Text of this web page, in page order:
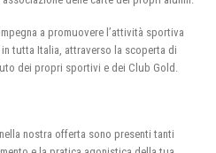
a promuovere l’attività sportiva
tutta Italia, attraverso la scoperta di
dei propri sportivi e dei Club Gold.
nostra offerta sono presenti tanti